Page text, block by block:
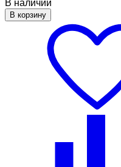
В наличии
В корзину